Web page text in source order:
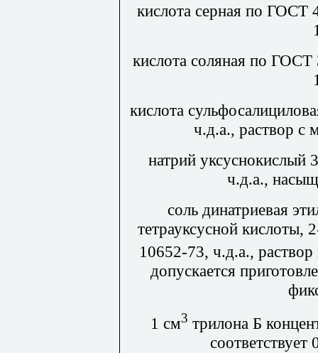
кислота серная по ГОСТ
кислота соляная по ГОСТ
кислота
ч.д.а., раствор с
натрий
ч.д.а.,
соль динатриевая
тетрауксусной
10652-73, ч.д.а.,
допускается
1 см3 трилона Б
соответствует